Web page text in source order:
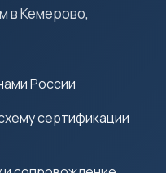
в Кемерово,
России
сертификации